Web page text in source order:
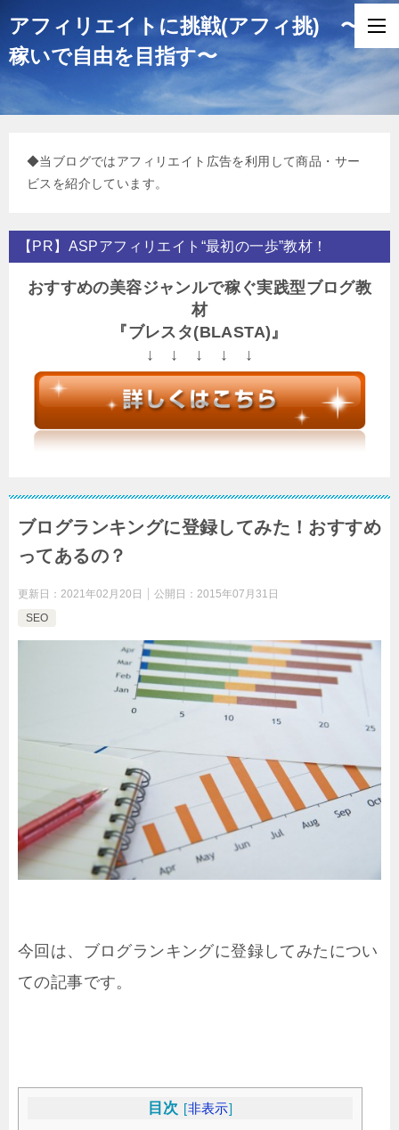
アフィリエイトに挑戦(アフィ挑) 〜
稼いで自由を目指す〜
◆当ブログではアフィリエイト広告を利用して商品・サー
ビスを紹介しています。
【PR】ASPアフィリエイト“最初の一歩”教材！
おすすめの美容ジャンルで稼ぐ実践型ブログ教
材
『ブレスタ(BLASTA)』
↓ ↓ ↓ ↓ ↓
ブログランキングに登録してみた！おすすめ
ってあるの？
更新日： 2021年02月20日 公開日： 2015年07月31日
SEO
今回は、ブログランキングに登録してみたについ
ての記事です。
目次 [非表示]